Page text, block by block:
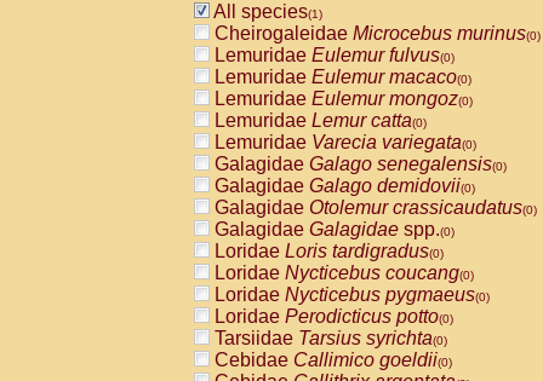
All species(1)
Cheirogaleidae Microcebus murinus(0)
Lemuridae Eulemur fulvus(0)
Lemuridae Eulemur macaco(0)
Lemuridae Eulemur mongoz(0)
Lemuridae Lemur catta(0)
Lemuridae Varecia variegata(0)
Galagidae Galago senegalensis(0)
Galagidae Galago demidovii(0)
Galagidae Otolemur crassicaudatus(0)
Galagidae Galagidae spp.(0)
Loridae Loris tardigradus(0)
Loridae Nycticebus coucang(0)
Loridae Nycticebus pygmaeus(0)
Loridae Perodicticus potto(0)
Tarsiidae Tarsius syrichta(0)
Cebidae Callimico goeldii(0)